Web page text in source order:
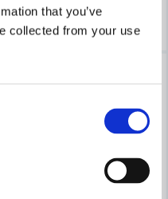
that you’ve
collected from your use
Köp